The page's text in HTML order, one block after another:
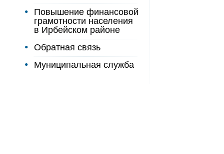
Повышение финансовой
грамотности населения
в Ирбейском районе
Обратная связь
Муниципальная служба